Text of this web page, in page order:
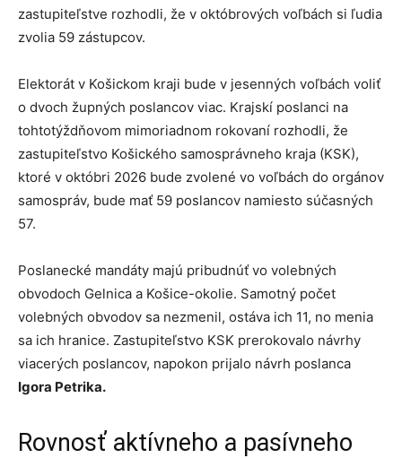
zastupiteľstve rozhodli, že v októbrových voľbách si ľudia
zvolia 59 zástupcov.
Elektorát v Košickom kraji bude v jesenných voľbách voliť
o dvoch župných poslancov viac. Krajskí poslanci na
tohtotýždňovom mimoriadnom rokovaní rozhodli, že
zastupiteľstvo Košického samosprávneho kraja (KSK),
ktoré v októbri 2026 bude zvolené vo voľbách do orgánov
samospráv, bude mať 59 poslancov namiesto súčasných
57.
Poslanecké mandáty majú pribudnúť vo volebných
obvodoch Gelnica a Košice-okolie. Samotný počet
volebných obvodov sa nezmenil, ostáva ich 11, no menia
sa ich hranice. Zastupiteľstvo KSK prerokovalo návrhy
viacerých poslancov, napokon prijalo návrh poslanca
Igora Petrika.
Rovnosť aktívneho a pasívneho